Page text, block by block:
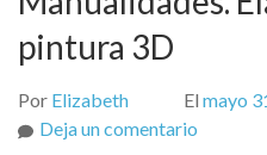
pintura 3D
Por Elizabeth El mayo
Deja un comentario